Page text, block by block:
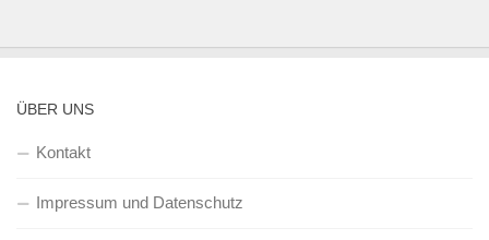
ÜBER UNS
Kontakt
Impressum und Datenschutz